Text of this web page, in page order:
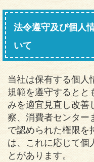
法令遵守及び個人
いて
当社は保有する個人
規範を遵守するとと
みを適宜見直し改善
察、消費者センター
で認められた権限を
は、これに応じて個
とがあります。